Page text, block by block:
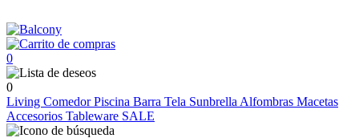
0
0
Living ComedorPiscina Barra Tela Sunbrella Alfombras Macetas
Accesorios Tableware SALE